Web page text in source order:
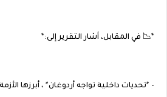
*📉 في المقابل، أشار التقرير إلى:*
- *تحديات داخلية تواجه أردوغان* ، أبرزها